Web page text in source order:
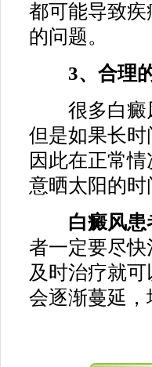
都可能导致
的问题。
3、合理的
很多白癜风
但是如果长
因此在正常
意晒太阳的时
白癜风患
者一定要尽
及时治疗就
会逐渐蔓延